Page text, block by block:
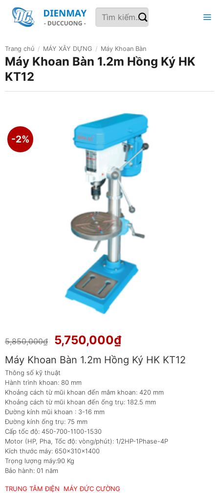
qua
Tìm
kiếm:
Trang chủ / MÁY XÂY DỰNG / Máy Khoan Bàn
Máy Khoan Bàn 1.2m Hồng Ký HK
KT12
-2%
5,850,000₫
Giá
gốc
là:
5,850,000₫.
5,750,000₫Giá
tại
5,750,000₫.
Máy Khoan Bàn 1.2m Hồng Ký HK KT12
Thông số kỹ thuật
Hành trình khoan: 80 mm
Khoảng cách từ mũi khoan đến mâm khoan: 420 mm
Khoảng cách từ mũi khoan đến ống trụ: 182.5 mm
Đường kính mũi khoan : 3-16 mm
Đường kính ống trụ: 75 mm
Cấp tốc độ: 450-700-1100-1530
Motor (HP, Pha, Tốc độ: vòng/phút): 1/2HP-1Phase-4P
Kích thước máy: 650x310x1400
Trọng lượng máy:90 Kg
Bảo hành: 01 năm
TRUNG TÂM ĐIỆN MÁY ĐỨC CƯỜNG